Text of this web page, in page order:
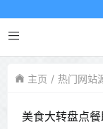
主页 热门网站
美食大转盘点